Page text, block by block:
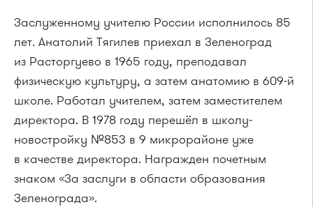
Заслуженному учителю России исполнилось 85
лет. Анатолий Тягилев приехал в Зеленоград
из Расторгуево в 1965 году, преподавал
физическую культуру, а затем анатомию в 609-й
школе. Работал учителем, затем заместителем
директора. В 1978 году перешёл в школу-
новостройку №853 в 9 микрорайоне уже
в качестве директора. Награжден почетным
знаком «За заслуги в области образования
Зеленограда».